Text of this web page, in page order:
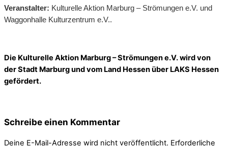
Veranstalter: Kulturelle Aktion Marburg – Strömungen e.V. und
Waggonhalle Kulturzentrum e.V..
Die Kulturelle Aktion Marburg – Strömungen e.V. wird von
der Stadt Marburg und vom Land Hessen über LAKS Hessen
gefördert.
Schreibe einen Kommentar
Deine E-Mail-Adresse wird nicht veröffentlicht. Erforderliche